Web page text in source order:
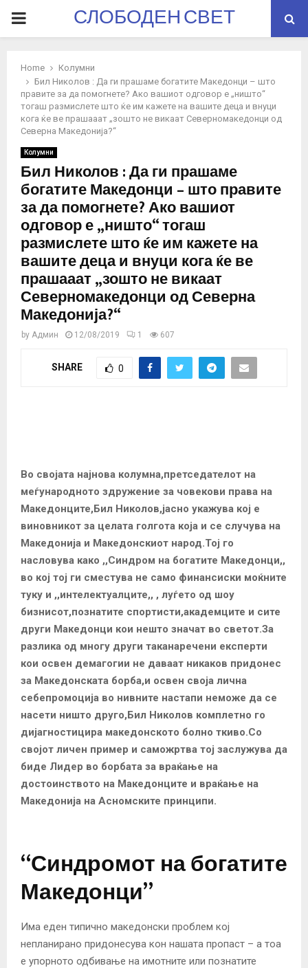
PRIMARYСЛОБОДЕН СВЕТ
Home
Колумни
Бил Николов : Да ги прашаме богатите Македонци – што
правите за да помогнете? Ако вашиот одговор е „ништо“
тогаш размислете што ќе им кажете на вашите деца и внуци
кога ќе ве прашааат „зошто не викаат Северномакедонци од
Северна Македонија?“
Колумни
Бил Николов : Да ги прашаме
богатите Македонци – што правите
за да помогнете? Ако вашиот
одговор е „ништо“ тогаш
размислете што ќе им кажете на
вашите деца и внуци кога ќе ве
прашааат „зошто не викаат
Северномакедонци од Северна
Македонија?“
by Админ 12/08/2019 1 607
SHARE 0
Во својата најнова колумна,претседателот на
меѓународното здружение за човекови права на
Македонците,Бил Николов,јасно укажува кој е
виновникот за целата голгота која и се случува на
Македонија и Македонскиот народ.Тој го
насловува како ,,Синдром на богатите Македонци,,
во кој тој ги сместува не само финансиски моќните
туку и ,,интелектуалците,, , луѓето од шоу
бизнисот,познатите спортисти,академците и сите
други Македонци кои нешто значат во светот.За
разлика од многу други таканаречени експерти
кои освен демагогии не даваат никаков придонес
за Македонската борба,и освен своја лична
себепромоција во нивните настапи неможе да се
насети ништо друго,Бил Николов комплетно го
дијагностицира македонското болно ткиво.Со
својот личен пример и саможртва тој заслужува да
биде Лидер во борбата за враќање на
достоинството на Македонците и враќање на
Македонија на Асномските принципи.
“Синдромот на богатите
Македонци”
Има еден типично македонски проблем кој
непланирано придонесува кон нашата пропаст – а тоа
е упорното одбивање на имотните или познатите